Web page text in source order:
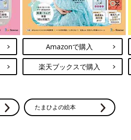
Amazonで購入
楽天ブックスで購入
たまひよの絵本